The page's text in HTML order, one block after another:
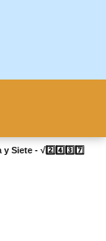
Siete - √2️⃣4️⃣3️⃣7️⃣